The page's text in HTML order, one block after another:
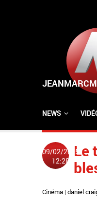
NEWS
09/02/2015
12:28
Le
Cinéma | daniel